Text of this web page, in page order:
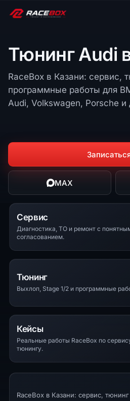
Тюнинг Audi
RaceBox в Казани: сервис,
программные работы для
Audi, Volkswagen, Porsche и
MAX
Сервис
Диагностика, ТО и ремонт с
согласованием.
Тюнинг
Выхлоп, Stage 1/2 и программные
Кейсы
Реальные работы RaceBox по
тюнингу.
RaceBox в Казани: сервис,